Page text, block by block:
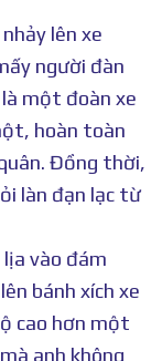
lên xe
người đàn
một đoàn xe
hoàn toàn
Đồng thời,
làn đạn lạc từ
vào đám
bánh xích xe
cao hơn một
anh không